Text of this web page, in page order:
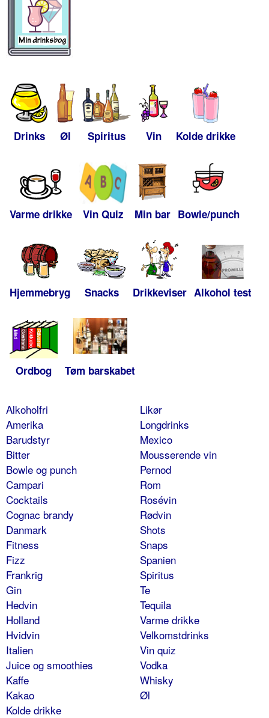
Drinks Øl Spiritus Vin Kolde drikke
Varme drikke Vin Quiz Min bar Bowle/punch
Hjemmebryg Snacks Drikkeviser Alkohol test
Ordbog Tøm barskabet
Alkoholfri
Amerika
Barudstyr
Bitter
Bowle og punch
Campari
Cocktails
Cognac brandy
Danmark
Fitness
Fizz
Frankrig
Gin
Hedvin
Holland
Hvidvin
Italien
Juice og smoothies
Kaffe
Kakao
Kolde drikke
Likør
Longdrinks
Mexico
Mousserende vin
Pernod
Rom
Rosévin
Rødvin
Shots
Snaps
Spanien
Spiritus
Te
Tequila
Varme drikke
Velkomstdrinks
Vin quiz
Vodka
Whisky
Øl